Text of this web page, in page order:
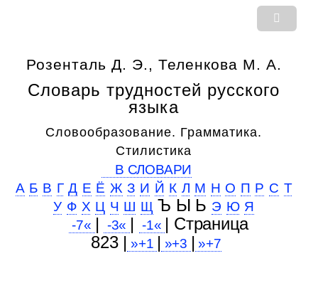
Розенталь Д. Э., Теленкова М. А.
Словарь трудностей русского
языка
Словообразование. Грамматика.
Стилистика
В СЛОВАРИ
А Б В Г Д Е Ё Ж З И Й К Л М Н О П Р С Т
У Ф Х Ц Ч Ш Щ Ъ Ы Ь Э Ю Я
-7« | -3« | -1« | Cтраница
823 | »+1 | »+3 | »+7